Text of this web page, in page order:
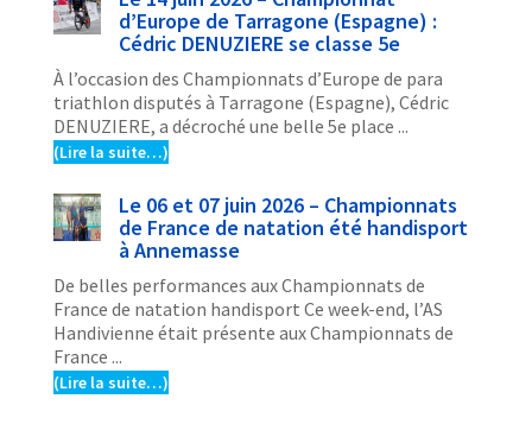
d’Europe de Tarragone (Espagne) :
Cédric DENUZIERE se classe 5e
À l’occasion des Championnats d’Europe de para
triathlon disputés à Tarragone (Espagne), Cédric
DENUZIERE, a décroché une belle 5e place ...
(Lire la suite…)
Le 06 et 07 juin 2026 – Championnats
de France de natation été handisport
à Annemasse
De belles performances aux Championnats de
France de natation handisport Ce week-end, l’AS
Handivienne était présente aux Championnats de
France ...
(Lire la suite…)